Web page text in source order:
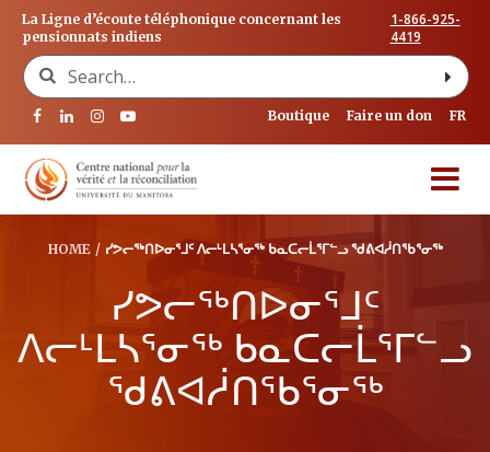
La Ligne d’écoute téléphonique concernant les
pensionnats indiens
1-866-925-
4419
Search for:
Boutique Faire un don FR
HOME / ᓯᕗᓕᖅᑎᐅᓂᕐᒧᑦ ᐱᓕᒻᒪᓴᕐᓂᖅ ᑲᓇᑕᓕᒫᕐᒥᓪᓗ ᖁᕕᐊᓲᑎᖃᕐᓂᖅ
ᓯᕗᓕᖅᑎᐅᓂᕐᒧᑦ
ᐱᓕᒻᒪᓴᕐᓂᖅ ᑲᓇᑕᓕᒫᕐᒥᓪᓗ
ᖁᕕᐊᓲᑎᖃᕐᓂᖅ